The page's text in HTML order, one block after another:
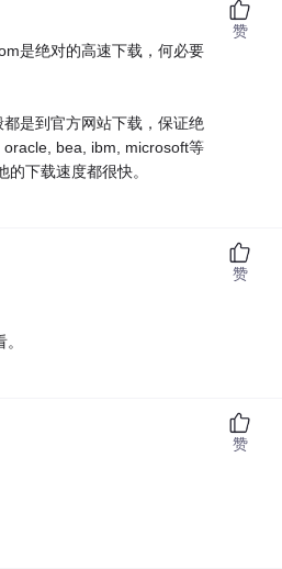
是绝对的高速下载，何必要
是到官方网站下载，保证绝
bea, ibm, microsoft等
下载速度都很快。
赞
赞
赞